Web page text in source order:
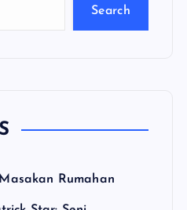
Search
Rumahan